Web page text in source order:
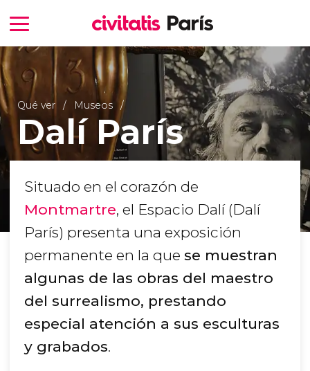
Qué ver Museos
Dalí París
Situado en el corazón de
Montmartre, el Espacio Dalí (Dalí
París) presenta una exposición
permanente en la que se muestran
algunas de las obras del maestro
del surrealismo, prestando
especial atención a sus esculturas
y grabados.